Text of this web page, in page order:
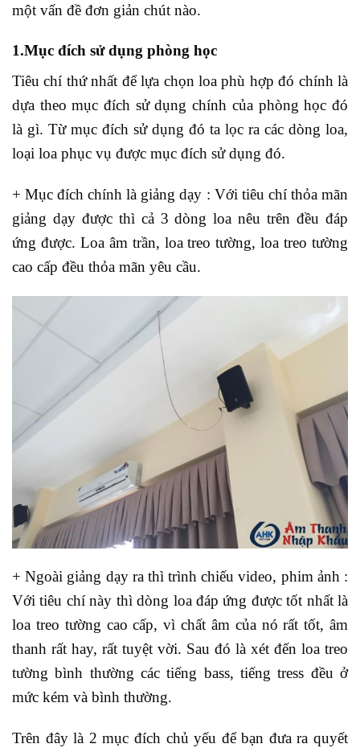
một vấn đề đơn giản chút nào.
1.Mục đích sử dụng phòng học
Tiêu chí thứ nhất để lựa chọn loa phù hợp đó chính là
dựa theo mục đích sử dụng chính của phòng học đó
là gì. Từ mục đích sử dụng đó ta lọc ra các dòng loa,
loại loa phục vụ được mục đích sử dụng đó.
+ Mục đích chính là giảng dạy : Với tiêu chí thỏa mãn
giảng dạy được thì cả 3 dòng loa nêu trên đều đáp
ứng được. Loa âm trần, loa treo tường, loa treo tường
cao cấp đều thỏa mãn yêu cầu.
+ Ngoài giảng dạy ra thì trình chiếu video, phim ảnh :
Với tiêu chí này thì dòng loa đáp ứng được tốt nhất là
loa treo tường cao cấp, vì chất âm của nó rất tốt, âm
thanh rất hay, rất tuyệt vời. Sau đó là xét đến loa treo
tường bình thường các tiếng bass, tiếng tress đều ở
mức kém và bình thường.
Trên đây là 2 mục đích chủ yếu để bạn đưa ra quyết